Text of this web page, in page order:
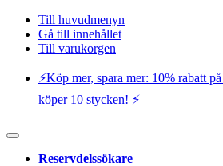
Till huvudmenyn
Gå till innehållet
Till varukorgen
⚡️Köp mer, spara mer: 10% rabatt
köper 10 stycken! ⚡️
Reservdelssökare